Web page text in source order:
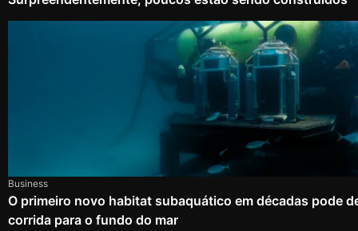
Business
O primeiro novo habitat subaquático em décadas pode
corrida para o fundo do mar